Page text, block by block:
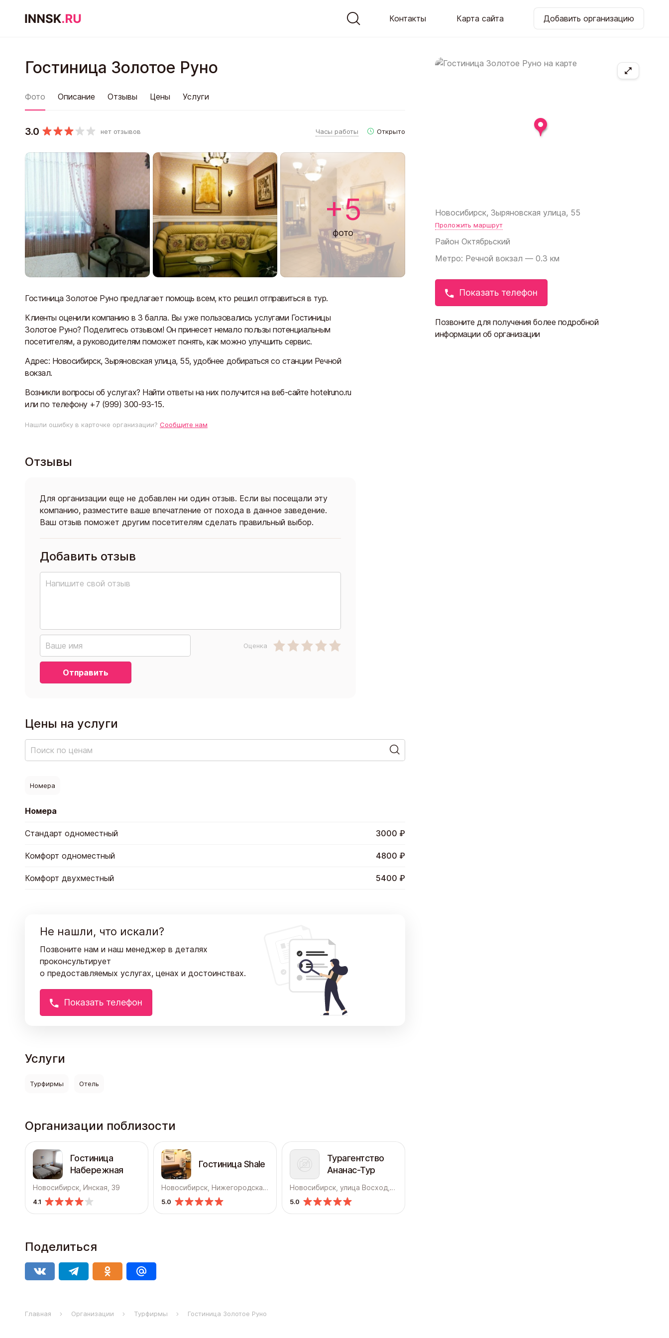
Контакты Карта сайта Добавить организацию
Новосибирск, Зыряновская улица, 55
Проложить маршрут
Район Октябрьский
Метро: Речной вокзал — 0.3 км
Показать телефон
Позвоните для получения более подробной
информации об организации
Гостиница Золотое Руно
Фото Описание Отзывы Цены Услуги
3.0 нет отзывов Часы работы Открыто
+5
фото
Гостиница Золотое Руно предлагает помощь всем, кто решил отправиться в тур.
Клиенты оценили компанию в 3 балла. Вы уже пользовались услугами Гостиницы
Золотое Руно? Поделитесь отзывом! Он принесет немало пользы потенциальным
посетителям, а руководителям поможет понять, как можно улучшить сервис.
Адрес: Новосибирск, Зыряновская улица, 55, удобнее добираться со станции Речной
вокзал.
Возникли вопросы об услугах? Найти ответы на них получится на веб-сайте hotelruno.ru
или по телефону +7 (999) 300-93-15.
Нашли ошибку в карточке организации? Сообщите нам
Отзывы
Для организации еще не добавлен ни один отзыв. Если вы посещали эту
компанию, разместите ваше впечатление от похода в данное заведение.
Ваш отзыв поможет другим посетителям сделать правильный выбор.
Добавить отзыв
Оценка
Отправить
Цены на услуги
Номера
Номера
Стандарт одноместный 3000 ₽
Комфорт одноместный 4800 ₽
Комфорт двухместный 5400 ₽
Не нашли, что искали?
Позвоните нам и наш менеджер в деталях
проконсультирует
о предоставляемых услугах, ценах и достоинствах.
Показать телефон
Услуги
Турфирмы Отель
Организации поблизости
Гостиница
Набережная
Новосибирск, Инская, 39
4.1
Гостиница Shale
Новосибирск, Нижегородская, 18
5.0
Турагентство
Ананас-Тур
Новосибирск, улица Восход, 26/1
5.0
Поделиться
Главная Организации Турфирмы Гостиница Золотое Руно